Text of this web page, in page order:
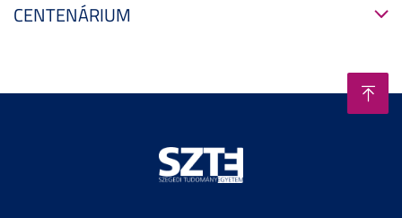
CENTENÁRIUM